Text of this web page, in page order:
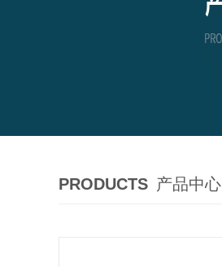
PRODUCTS 产品中心